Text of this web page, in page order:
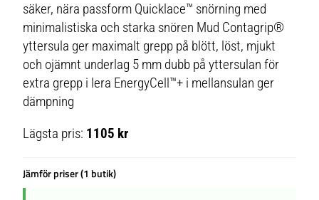
säker, nära passform Quicklace™ snörning med
minimalistiska och starka snören Mud Contagrip®
yttersula ger maximalt grepp på blött, löst, mjukt
och ojämnt underlag 5 mm dubb på yttersulan för
extra grepp i lera EnergyCell™+ i mellansulan ger
dämpning
Lägsta pris: 1105 kr
Jämför priser (1 butik)